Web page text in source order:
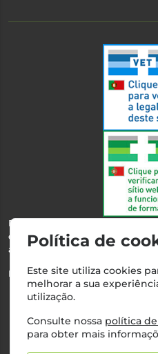
Esta farmácia encontra-se
dispensa de medicamentos e
através da internet.
Nº Infarmed: 21 798 7100
Direção Técnica:
NIPC:510103669 | Teresa
Alvará
©2026 Todos os
Política de
Este site utiliza cookies
melhorar a sua
utilização.
Consulte nossa política
para obter mais